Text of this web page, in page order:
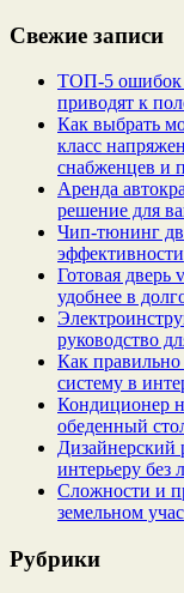
Свежие записи
ТОП-5 ошибок
приводят к
Как выбрать
класс
снабженцев и
Аренда
решение для
Чип‑тюнинг
эффективности
Готовая дверь
удобнее в
руководство
Как
систему в
Кондиционер
обеденный
Дизайнерский
интерьеру без
Сложности и
земельном
Рубрики